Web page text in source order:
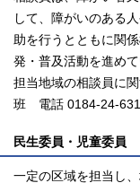
して、障がいのある
助を行うとともに関
発・普及活動を進めて
担当地域の相談員に
班 電話 0184-24-
民生委員・児童委員
一定の区域を担当し